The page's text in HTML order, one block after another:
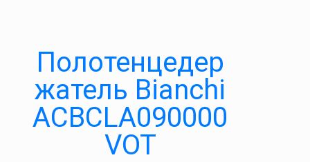
Полотенцедер
жатель Bianchi
ACBCLA090000
VOT